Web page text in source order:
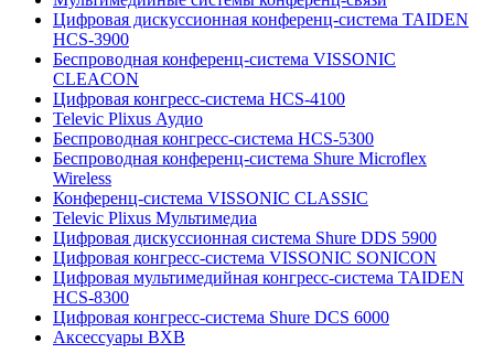
Цифровая дискуссионная конференц-система TAIDEN
HCS-3900
Беспроводная конференц-система VISSONIC
CLEACON
Цифровая конгресс-система HCS-4100
Televic Plixus Аудио
Беспроводная конгресс-система HCS-5300
Беспроводная конференц-система Shure Microflex
Wireless
Конференц-система VISSONIC CLASSIC
Televic Plixus Мультимедиа
Цифровая дискуссионная система Shure DDS 5900
Цифровая конгресс-система VISSONIC SONICON
Цифровая мультимедийная конгресс-система TAIDEN
HCS-8300
Цифровая конгресс-система Shure DCS 6000
Аксессуары BXB